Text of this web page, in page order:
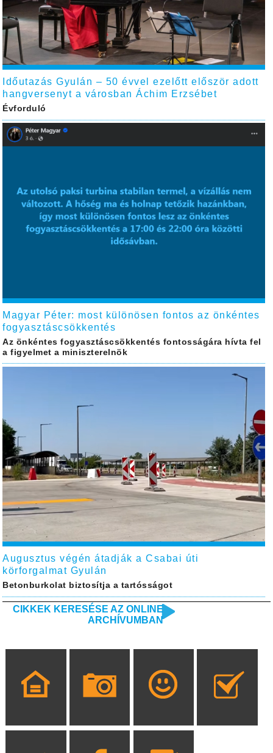
Időutazás Gyulán – 50 évvel ezelőtt először adott
hangversenyt a városban Áchim Erzsébet
Évforduló
Magyar Péter: most különösen fontos az önkéntes
fogyasztáscsökkentés
Az önkéntes fogyasztáscsökkentés fontosságára hívta fel
a figyelmet a miniszterelnök
Augusztus végén átadják a Csabai úti
körforgalmat Gyulán
Betonburkolat biztosítja a tartósságot
CIKKEK KERESÉSE AZ ONLINE
ARCHÍVUMBAN